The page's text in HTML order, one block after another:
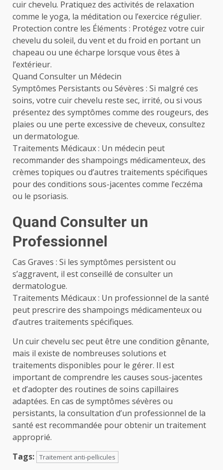
cuir chevelu. Pratiquez des activités de relaxation
comme le yoga, la méditation ou l’exercice régulier.
Protection contre les Éléments : Protégez votre cuir
chevelu du soleil, du vent et du froid en portant un
chapeau ou une écharpe lorsque vous êtes à
l’extérieur.
Quand Consulter un Médecin
Symptômes Persistants ou Sévères : Si malgré ces
soins, votre cuir chevelu reste sec, irrité, ou si vous
présentez des symptômes comme des rougeurs, des
plaies ou une perte excessive de cheveux, consultez
un dermatologue.
Traitements Médicaux : Un médecin peut
recommander des shampoings médicamenteux, des
crèmes topiques ou d’autres traitements spécifiques
pour des conditions sous-jacentes comme l’eczéma
ou le psoriasis.
Quand Consulter un
Professionnel
Cas Graves : Si les symptômes persistent ou
s’aggravent, il est conseillé de consulter un
dermatologue.
Traitements Médicaux : Un professionnel de la santé
peut prescrire des shampoings médicamenteux ou
d’autres traitements spécifiques.
Un cuir chevelu sec peut être une condition gênante,
mais il existe de nombreuses solutions et
traitements disponibles pour le gérer. Il est
important de comprendre les causes sous-jacentes
et d’adopter des routines de soins capillaires
adaptées. En cas de symptômes sévères ou
persistants, la consultation d’un professionnel de la
santé est recommandée pour obtenir un traitement
approprié.
Tags: Traitement anti-pellicules